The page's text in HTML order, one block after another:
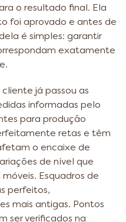
o resultado final. Ela
foi aprovado e antes de
é simples: garantir
exatamente
cliente já passou as
informadas pelo
para produção
retas e têm
o encaixe de
de nível que
Esquadros de
perfeitos,
mais antigas. Pontos
ser verificados na